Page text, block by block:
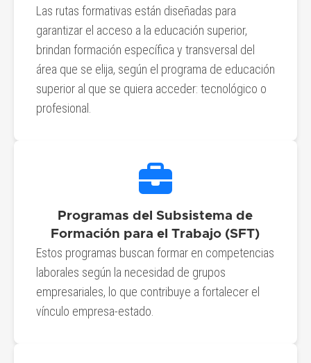
Las rutas formativas están diseñadas para
garantizar el acceso a la educación superior,
brindan formación específica y transversal del
área que se elija, según el programa de educación
superior al que se quiera acceder: tecnológico o
profesional.
Programas del Subsistema de
Formación para el Trabajo (SFT)
Estos programas buscan formar en competencias
laborales según la necesidad de grupos
empresariales, lo que contribuye a fortalecer el
vínculo empresa-estado.